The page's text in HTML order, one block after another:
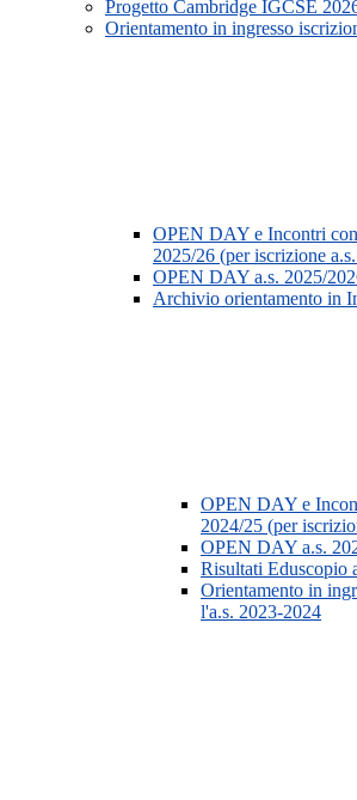
Progetto Cambridge IGCSE
Orientamento in ingresso
OPEN DAY e Incontri
2025/26 (per iscrizione
OPEN DAY a.s. 2025/
Archivio orientamento in
OPEN DAY e
2024/25 (per
OPEN DAY a.s.
Risultati Eduscopio
Orientamento in
l'a.s. 2023-2024